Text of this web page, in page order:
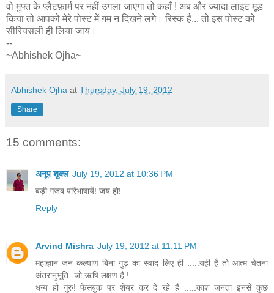
वो मुफ्त के प्लैटफ़ार्म पर नहीं उगला जाएगा तो कहाँ ! अब और ज्यादा लाइट मूड
किया तो आपको मेरे पोस्ट में ग़म न दिखने लगे। रिस्क है... तो इस पोस्ट को
सीरियसली ही लिया जाय।
--
~Abhishek Ojha~
Abhishek Ojha at Thursday, July 19, 2012
Share
15 comments:
अनूप शुक्ल July 19, 2012 at 10:36 PM
बड़ी गजब परिभाषायें! जय हो!
Reply
Arvind Mishra July 19, 2012 at 11:11 PM
महाज्ञान जन कल्याण बिना गुड़ का स्वाद लिए ही .....यही है तो आत्म चेतना
अंतरानुभूति -जो ऋषि लक्षण है !
धन्य हो गुरु! फेसबुक पर शेयर कर दे रहे हैं .....काश जनता इनसे कुछ